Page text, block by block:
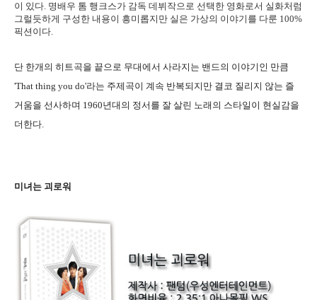
이 있다. 명배우 톰 행크스가 감독 데뷔작으로 선택한 영화로서 실화처럼
그럴듯하게 구성한 내용이 흥미롭지만 실은 가상의 이야기를 다룬 100%
픽션이다.
단 한개의 히트곡을 끝으로 무대에서 사라지는 밴드의 이야기인 만큼
'That thing you do'라는 주제곡이 계속 반복되지만 결코 질리지 않는 즐
거움을 선사하며 1960년대의 정서를 잘 살린 노래의 스타일이 현실감을
더한다.
미녀는 괴로워